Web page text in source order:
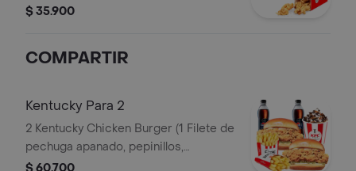
BBQ y mantequilla) + 1 Pop Corn
$ 35.900
COMPARTIR
Kentucky Para 2
2 Kentucky Chicken Burger (1 Filete de
pechuga apanado, pepinillos,
mayonesa premium y mantequilla) + 2